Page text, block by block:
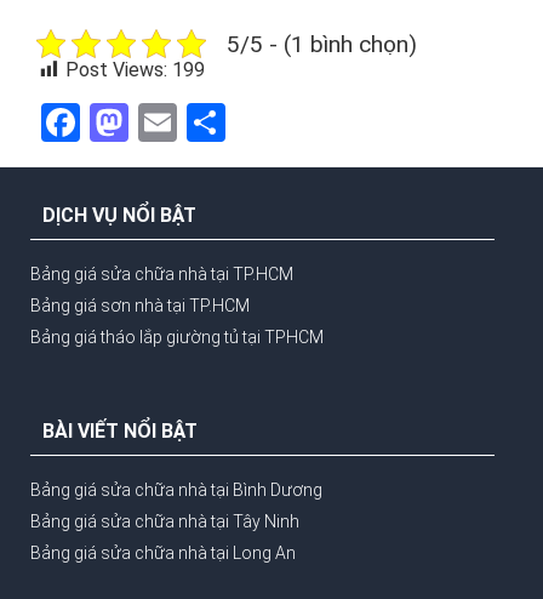
5/5 - (1 bình chọn)
Post Views: 199
Facebook
Mastodon
Email
DỊCH VỤ NỔI BẬT
Bảng giá sửa chữa nhà tại TP.HCM
Bảng giá sơn nhà tại TP.HCM
Bảng giá tháo lắp giường tủ tại TPHCM
BÀI VIẾT NỔI BẬT
Bảng giá sửa chữa nhà tại Bình Dương
Bảng giá sửa chữa nhà tại Tây Ninh
Bảng giá sửa chữa nhà tại Long An